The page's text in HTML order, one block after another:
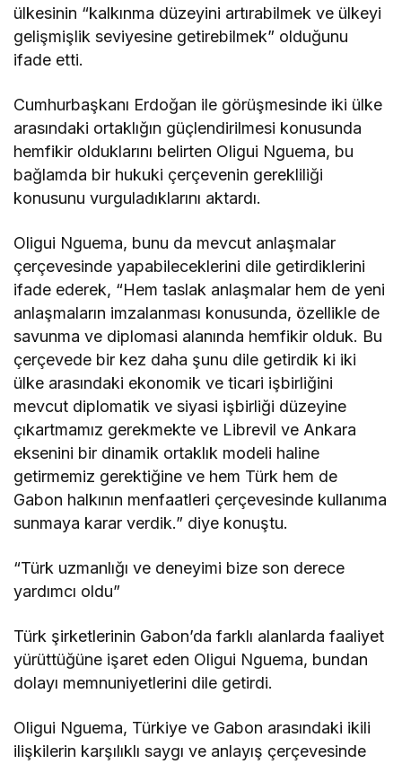
ülkesinin “kalkınma düzeyini artırabilmek ve ülkeyi
gelişmişlik seviyesine getirebilmek” olduğunu
ifade etti.
Cumhurbaşkanı Erdoğan ile görüşmesinde iki ülke
arasındaki ortaklığın güçlendirilmesi konusunda
hemfikir olduklarını belirten Oligui Nguema, bu
bağlamda bir hukuki çerçevenin gerekliliği
konusunu vurguladıklarını aktardı.
Oligui Nguema, bunu da mevcut anlaşmalar
çerçevesinde yapabileceklerini dile getirdiklerini
ifade ederek, “Hem taslak anlaşmalar hem de yeni
anlaşmaların imzalanması konusunda, özellikle de
savunma ve diplomasi alanında hemfikir olduk. Bu
çerçevede bir kez daha şunu dile getirdik ki iki
ülke arasındaki ekonomik ve ticari işbirliğini
mevcut diplomatik ve siyasi işbirliği düzeyine
çıkartmamız gerekmekte ve Librevil ve Ankara
eksenini bir dinamik ortaklık modeli haline
getirmemiz gerektiğine ve hem Türk hem de
Gabon halkının menfaatleri çerçevesinde kullanıma
sunmaya karar verdik.” diye konuştu.
“Türk uzmanlığı ve deneyimi bize son derece
yardımcı oldu”
Türk şirketlerinin Gabon’da farklı alanlarda faaliyet
yürüttüğüne işaret eden Oligui Nguema, bundan
dolayı memnuniyetlerini dile getirdi.
Oligui Nguema, Türkiye ve Gabon arasındaki ikili
ilişkilerin karşılıklı saygı ve anlayış çerçevesinde